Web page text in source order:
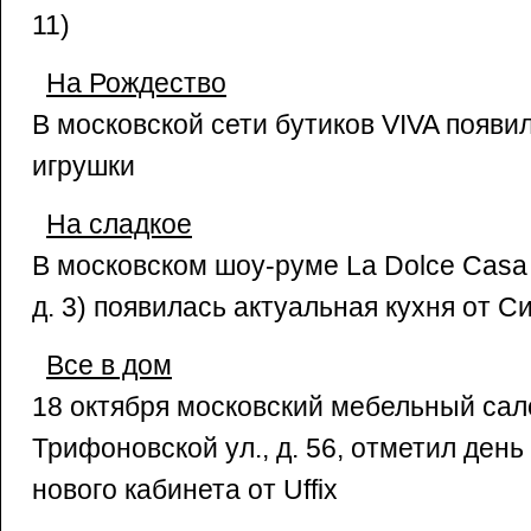
11)
На Рождество
В московской сети бутиков VIVA
игрушки
На сладкое
В московском шоу-руме La Dolce
д. 3) появилась актуальная кухня от
Все в дом
18 октября московский мебельный
Трифоновской ул., д. 56, отметил
нового кабинета от Uffix